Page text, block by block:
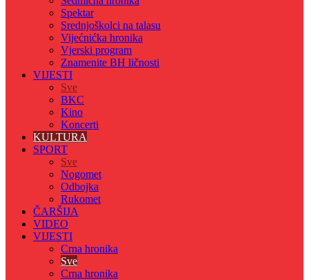
Spektar
Srednjoškolci na talasu
Vijećnićka hronika
Vjerski program
Znamenite BH ličnosti
VIJESTI
Sve
BKC
Kino
Koncerti
KULTURA
SPORT
Sve
Nogomet
Odbojka
Rukomet
ČARŠIJA
VIDEO
VIJESTI
Crna hronika
Sve
Crna hronika